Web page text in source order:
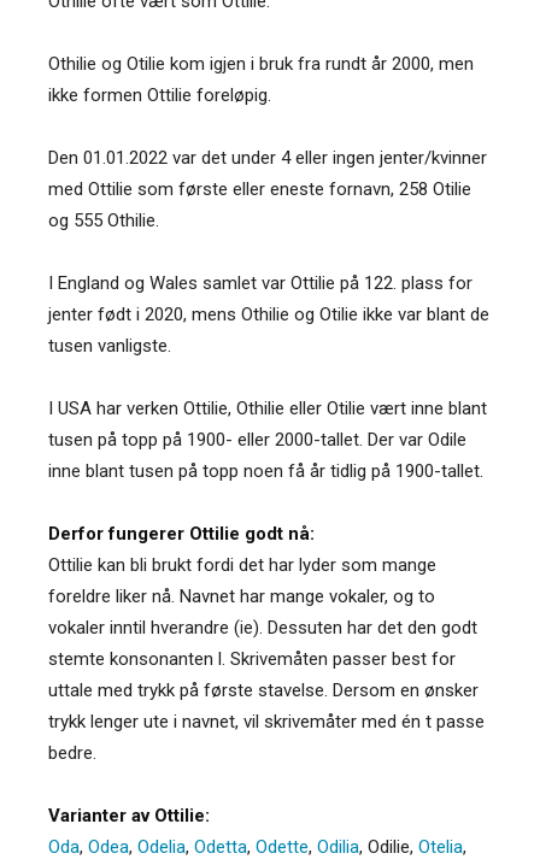
Othilie og Otilie kom igjen i bruk fra rundt år 2000, men
ikke formen Ottilie foreløpig.
Den 01.01.2022 var det under 4 eller ingen jenter/kvinner
med Ottilie som første eller eneste fornavn, 258 Otilie
og 555 Othilie.
I England og Wales samlet var Ottilie på 122. plass for
jenter født i 2020, mens Othilie og Otilie ikke var blant de
tusen vanligste.
I USA har verken Ottilie, Othilie eller Otilie vært inne blant
tusen på topp på 1900- eller 2000-tallet. Der var Odile
inne blant tusen på topp noen få år tidlig på 1900-tallet.
Derfor fungerer Ottilie godt nå:
Ottilie kan bli brukt fordi det har lyder som mange
foreldre liker nå. Navnet har mange vokaler, og to
vokaler inntil hverandre (ie). Dessuten har det den godt
stemte konsonanten l. Skrivemåten passer best for
uttale med trykk på første stavelse. Dersom en ønsker
trykk lenger ute i navnet, vil skrivemåter med én t passe
bedre.
Varianter av Ottilie:
Oda, Odea, Odelia, Odetta, Odette, Odilia, Odilie, Otelia,